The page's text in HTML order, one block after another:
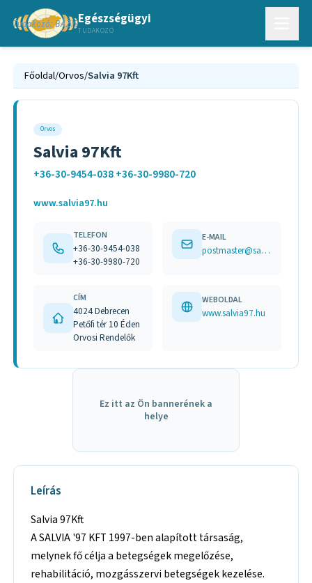
Egészségügyi
TUDAKOZÓ
Főoldal/Orvos/Salvia 97Kft
Orvos
Salvia 97Kft
+36-30-9454-038 +36-30-9980-720
www.salvia97.hu
TELEFON
+36-30-9454-038
+36-30-9980-720
E-MAIL
postmaster@salvia97.t-online.hu
CÍM
4024 Debrecen
Petőfi tér 10 Éden
Orvosi Rendelők
WEBOLDAL
www.salvia97.hu
Ez itt az Ön bannerének a
helye
Leírás
Salvia 97Kft
A SALVIA '97 KFT 1997-ben alapított társaság,
melynek fő célja a betegségek megelőzése,
rehabilitáció, mozgásszervi betegségek kezelése.